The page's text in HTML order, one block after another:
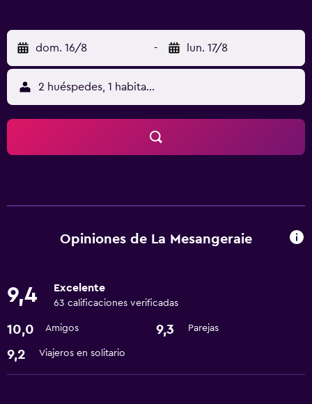
dom. 16/8 - lun. 17/8
2 huéspedes, 1 habitación
Opiniones de La Mesangeraie
9,4 Excelente
63 calificaciones verificadas
10,0 Amigos 9,3 Parejas
9,2 Viajeros en solitario